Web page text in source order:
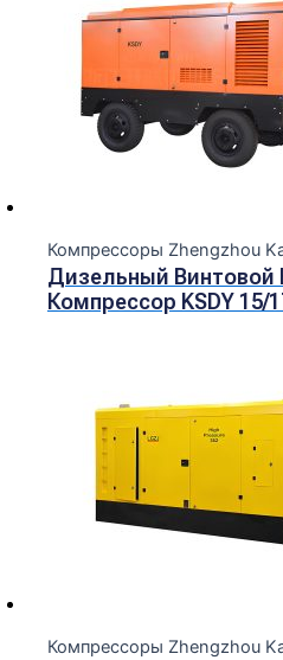
Компрессоры Zhengzhou
Дизельный
Компрессор KSDY 15/
Компрессоры Zhengzhou